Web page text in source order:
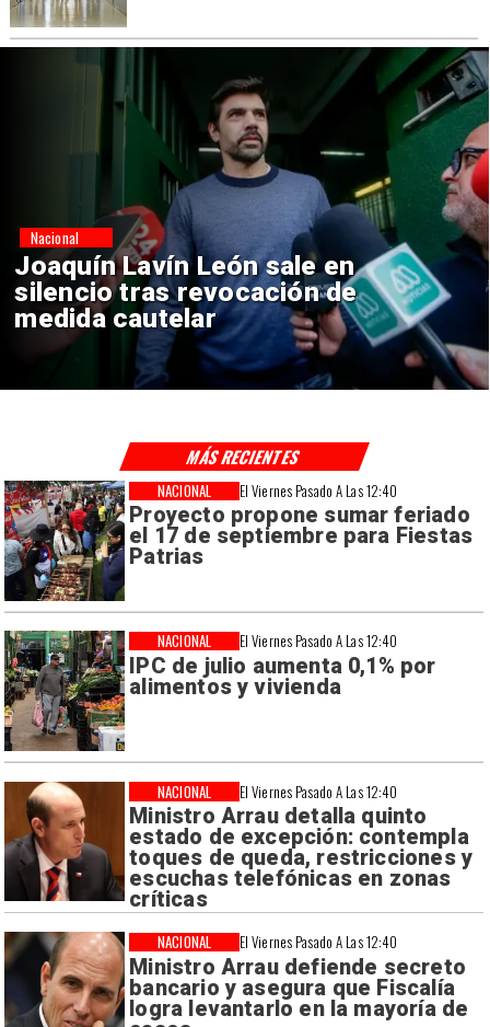
Chile y Venezuela formalizan
reinicio de relaciones
consulares
Nacional
El Viernes Pasado A Las 12:40
Proyecto propone sumar feriado
el 17 de septiembre para Fiestas
Patrias
NACIONAL
El Viernes Pasado A Las 12:40
IPC de julio aumenta 0,1% por
alimentos y vivienda
NACIONAL
El Viernes Pasado A Las 12:40
Ministro Arrau detalla quinto
estado de excepción: contempla
toques de queda, restricciones y
escuchas telefónicas en zonas
críticas
NACIONAL
El Viernes Pasado A Las 12:40
Ministro Arrau defiende secreto
bancario y asegura que Fiscalía
logra levantarlo en la mayoría de
NACIONAL
MÁS RECIENTES